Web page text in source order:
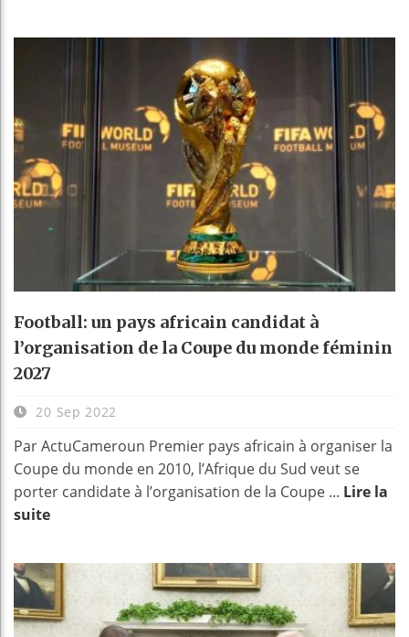
Football: un pays africain candidat à
l’organisation de la Coupe du monde féminin
2027
20 Sep 2022
Par ActuCameroun Premier pays africain à organiser la
Coupe du monde en 2010, l’Afrique du Sud veut se
porter candidate à l’organisation de la Coupe ... Lire la
suite